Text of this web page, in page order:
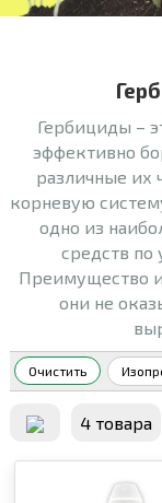
Гербициды –
эффективно
различные их
корневую
одно из
средств
Преимущество
они не
Очистить
4 товара